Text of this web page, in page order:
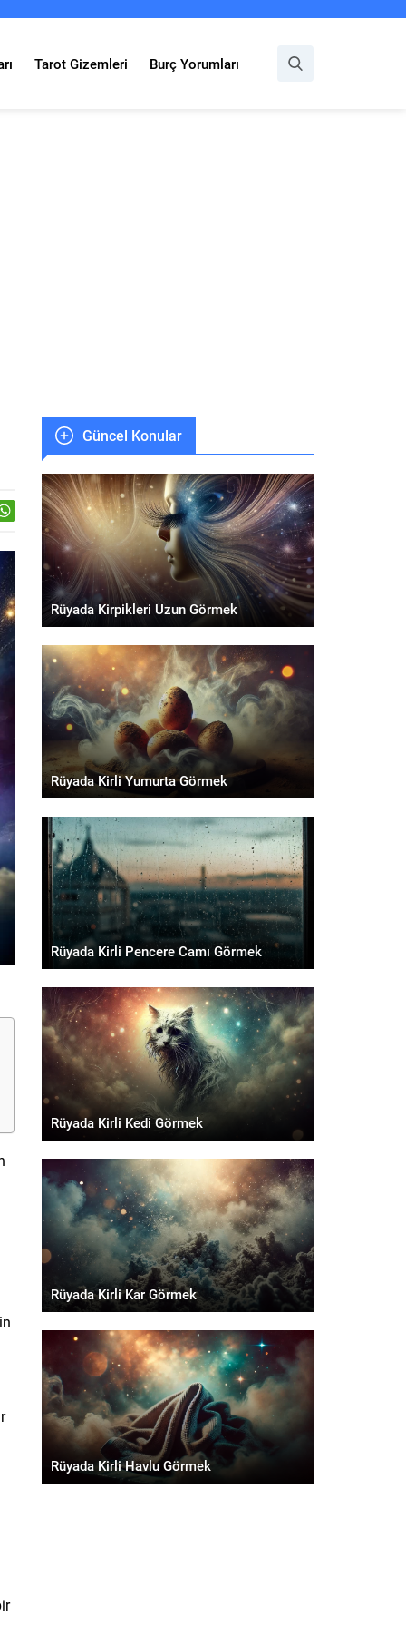
Tarot Gizemleri Burç Yorumları
Güncel Konular
Rüyada Kirpikleri Uzun Görmek
Rüyada Kirli Yumurta Görmek
Rüyada Kirli Pencere Camı Görmek
Rüyada Kirli Kedi Görmek
Rüyada Kirli Kar Görmek
Rüyada Kirli Havlu Görmek